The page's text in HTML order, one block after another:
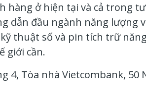
hàng ở hiện tại và cả trong
dẫn đầu ngành năng lượng
thuật số và pin tích trữ
giới cần.
4, Tòa nhà Vietcombank,